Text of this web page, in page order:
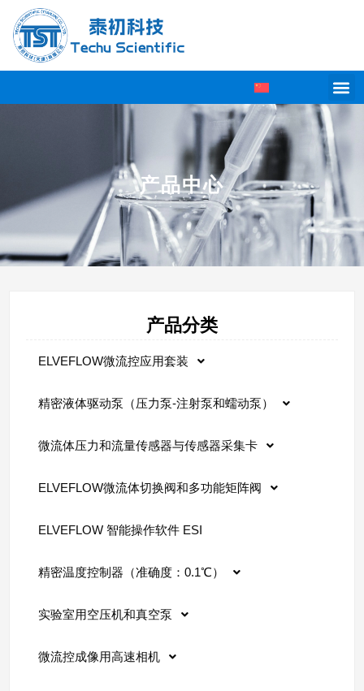
产品中心
产品分类
ELVEFLOW微流控应用套装
精密液体驱动泵（压力泵-注射泵和蠕动泵）
微流体压力和流量传感器与传感器采集卡
ELVEFLOW微流体切换阀和多功能矩阵阀
ELVEFLOW 智能操作软件 ESI
精密温度控制器（准确度：0.1℃）
实验室用空压机和真空泵
微流控成像用高速相机